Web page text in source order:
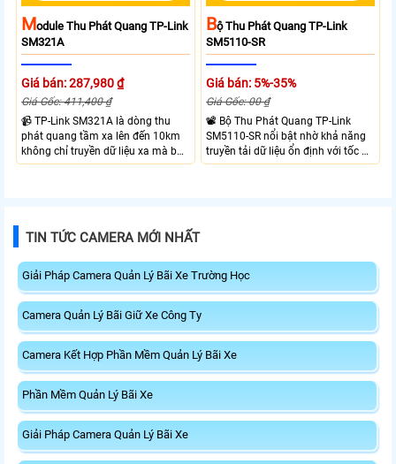
MOdule Thu Phát Quang TP-Link
SM321A
Giá bán: 287,980 ₫
Giá Gốc: 411,400 ₫
📹 TP-Link SM321A là dòng thu
phát quang tầm xa lên đến 10km
không chỉ truyền dữ liệu xa mà bộ
thu phát quang này của TP-Link
BỘ Thu Phát Quang TP-Link
SM5110-SR
Giá bán: 5%-35%
Giá Gốc: 00 ₫
📽 Bộ Thu Phát Quang TP-Link
SM5110-SR nổi bật nhờ khả năng
truyền tải dữ liệu ổn định với tốc độ
cao lên đến 10Gbps và truyền tải đi
TIN TỨC CAMERA MỚI NHẤT
Giải Pháp Camera Quản Lý Bãi Xe Trường Học
Camera Quản Lý Bãi Giữ Xe Công Ty
Camera Kết Hợp Phần Mềm Quản Lý Bãi Xe
Phần Mềm Quản Lý Bãi Xe
Giải Pháp Camera Quản Lý Bãi Xe